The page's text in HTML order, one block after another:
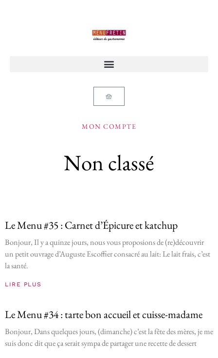
MON COMPTE
Non classé
Le Menu #35 : Carnet d’Épicure et katchup
Bonjour, Il y a quinze jours, nous vous proposions de (re)découvrir
un petit ouvrage d’Auguste Escoffier consacré au lait: Le lait frais, c’est
la santé.
LIRE PLUS
Le Menu #34 : tarte bon accueil et cuisse-madame
Bonjour, Dans quelques jours, (dimanche) c’est la fête des mères, je me
suis donc dit que ça serait sympa de partager une recette de dessert